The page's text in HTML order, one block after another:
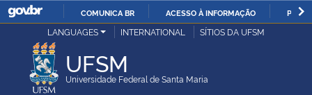
IR
COMUNICA BR ACESSO À INFORMAÇÃO
Ministério da Justiça e Segurança Pública
LANGUAGES INTERNATIONAL SÍTIOS DA UFSM
UFSM
Universidade Federal de Santa Maria